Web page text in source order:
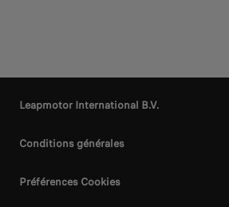
Leapmotor International B.V.
Conditions générales
Préférences Cookies